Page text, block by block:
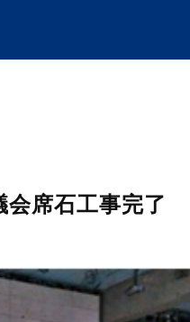
会席石工事完了